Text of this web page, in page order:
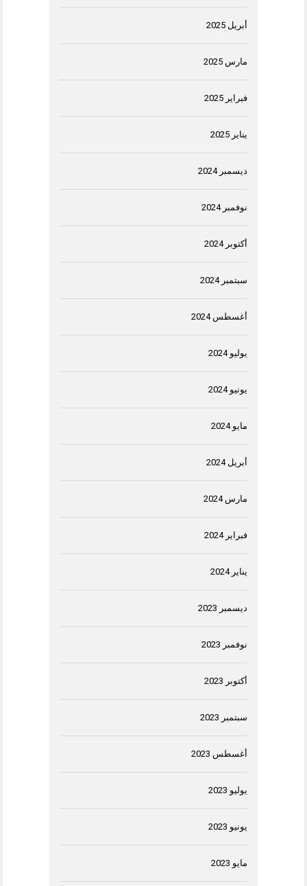
أبريل 2025
مارس 2025
فبراير 2025
يناير 2025
ديسمبر 2024
نوفمبر 2024
أكتوبر 2024
سبتمبر 2024
أغسطس 2024
يوليو 2024
يونيو 2024
مايو 2024
أبريل 2024
مارس 2024
فبراير 2024
يناير 2024
ديسمبر 2023
نوفمبر 2023
أكتوبر 2023
سبتمبر 2023
أغسطس 2023
يوليو 2023
يونيو 2023
مايو 2023